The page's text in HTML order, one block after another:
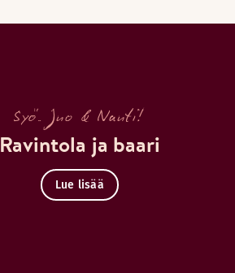
Syö. Juo & Nauti!
Ravintola ja baari
Lue lisää